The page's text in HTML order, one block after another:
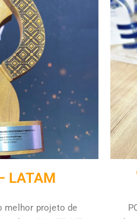
LATAM
melhor projeto de